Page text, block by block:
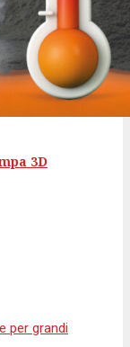
3D
per grandi